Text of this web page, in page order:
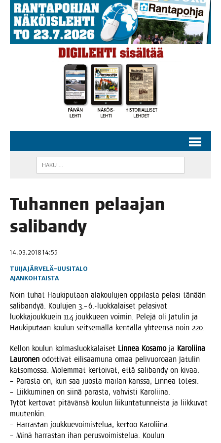
Tuhan­nen pelaa­jan
salibandy
14.03.2018 14:55
TUIJA JÄRVELÄ-UUSITALO
AJANKOHTAISTA
Noin tuhat Hau­ki­pu­taan ala­kou­lu­jen oppi­las­ta pela­si tänään
sali­ban­dyä. Kou­lu­jen 3.–6.-luokkalaiset pela­si­vat
luok­ka­jouk­kuein 114 jouk­ku­een voi­min. Pele­jä oli Jatu­lin ja
Hau­ki­pu­taan kou­lun seit­se­mäl­lä ken­täl­lä yhteen­sä noin 220.
Kel­lon kou­lun kol­mas­luok­ka­lai­set Lin­nea Kosa­moja Karo­lii­na
Lau­ro­nen odot­ti­vat eili­saa­mu­na omaa peli­vuo­ro­aan Jatu­lin
kat­so­mos­sa. Molem­mat ker­toi­vat, että sali­ban­dy on kivaa.
– Paras­ta on, kun saa juos­ta mai­lan kans­sa, Lin­nea totesi.
– Liik­ku­mi­nen on sii­nä paras­ta, vah­vis­ti Karoliina.
Tytöt ker­to­vat pitä­vän­sä kou­lun lii­kun­ta­tun­neis­ta ja liik­ku­vat
muutenkin.
– Har­ras­tan jouk­kue­voi­mis­te­lua, ker­too Karoliina.
– Minä har­ras­tan ihan perus­voi­mis­te­lua. Kou­lun